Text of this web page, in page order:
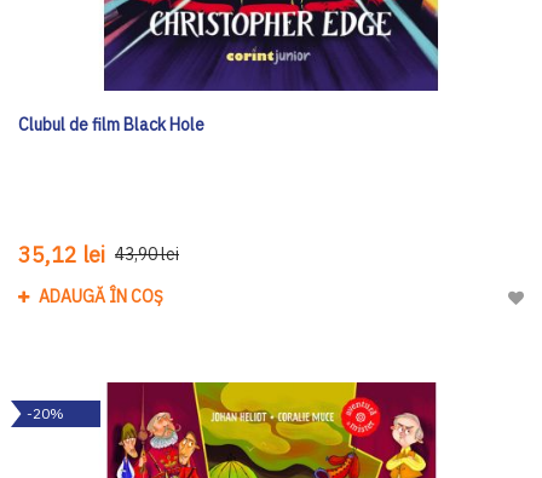
Clubul de film Black Hole
35,12 lei 43,90 lei
ADAUGĂ ÎN COȘ
-20%